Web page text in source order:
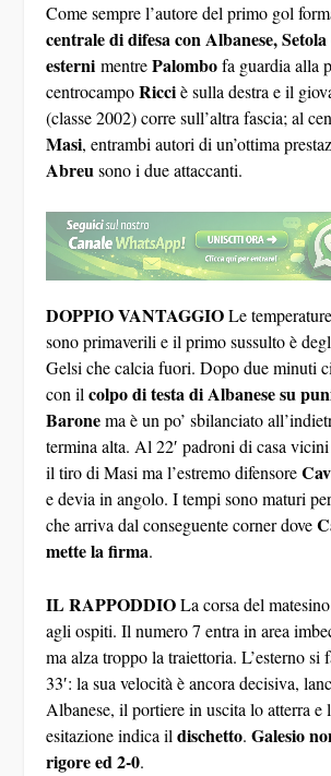
Come sempre l’autore del primo gol
centrale di difesa con Albanese,
esterni mentrePalombofa guardia alla
centrocampoRicciè sulla destra e il
(classe 2002) corre sull’altra fascia; al
Masi, entrambi autori di un’ottima
Abreusono i due attaccanti.
DOPPIO VANTAGGIOLe
sono primaverili e il primo sussulto è
Gelsi che calcia fuori. Dopo due minuti
con ilcolpo di testa di Albanese su
Baronema è un po’ sbilanciato
termina alta. Al 22′ padroni di casa
il tiro di Masi ma l’estremo difensore
e devia in angolo. I tempi sono maturi
che arriva dal conseguente corner dove
mette la firma.
IL RAPPODDIOLa corsa del
agli ospiti. Il numero 7 entra in area
ma alza troppo la traiettoria. L’esterno si
33′: la sua velocità è ancora decisiva,
Albanese, il portiere in uscita lo atterra e
esitazione indica ildischetto.Galesio
rigore ed 2-0.